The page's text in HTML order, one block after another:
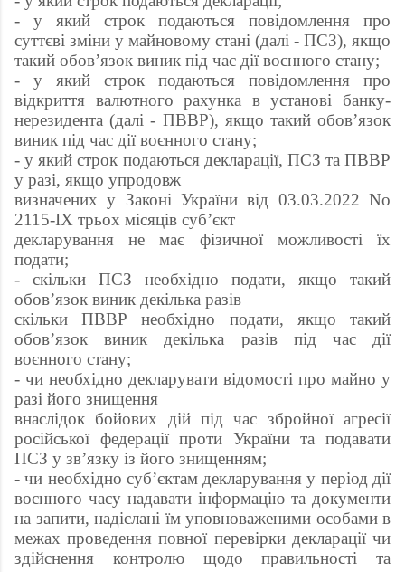
- у який строк подаються повідомлення про
суттєві зміни у майновому стані (далі - ПСЗ), якщо
такий обов’язок виник під час дії воєнного стану;
- у який строк подаються повідомлення про
відкриття валютного рахунка в установі банку-
нерезидента (далі - ПВВР), якщо такий обов’язок
виник під час дії воєнного стану;
- у який строк подаються декларації, ПСЗ та ПВВР
у разі, якщо упродовж
визначених у Законі України від 03.03.2022 No
2115-ІХ трьох місяців суб’єкт
декларування не має фізичної можливості їх
подати;
- скільки ПСЗ необхідно подати, якщо такий
обов’язок виник декілька разів
скільки ПВВР необхідно подати, якщо такий
обов’язок виник декілька разів під час дії
воєнного стану;
- чи необхідно декларувати відомості про майно у
разі його знищення
внаслідок бойових дій під час збройної агресії
російської федерації проти України та подавати
ПСЗ у зв’язку із його знищенням;
- чи необхідно суб’єктам декларування у період дії
воєнного часу надавати інформацію та документи
на запити, надіслані їм уповноваженими особами в
межах проведення повної перевірки декларації чи
здійснення контролю щодо правильності та